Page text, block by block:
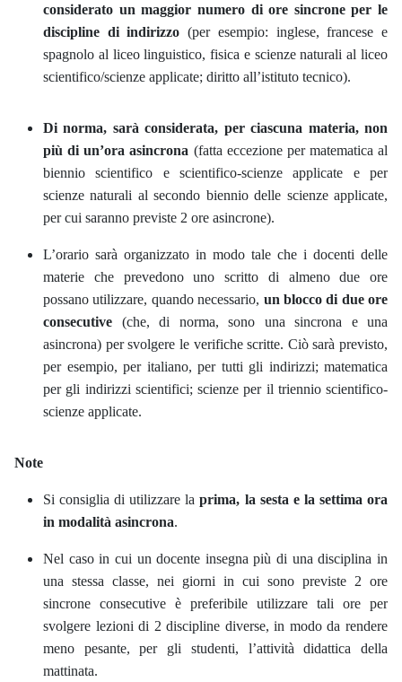
considerato un maggior numero di ore sincrone per le
discipline di indirizzo (per esempio: inglese, francese e
spagnolo al liceo linguistico, fisica e scienze naturali al liceo
scientifico/scienze applicate; diritto all’istituto tecnico).
Di norma, sarà considerata, per ciascuna materia, non
più di un’ora asincrona (fatta eccezione per matematica al
biennio scientifico e scientifico-scienze applicate e per
scienze naturali al secondo biennio delle scienze applicate,
per cui saranno previste 2 ore asincrone).
L’orario sarà organizzato in modo tale che i docenti delle
materie che prevedono uno scritto di almeno due ore
possano utilizzare, quando necessario, un blocco di due ore
consecutive (che, di norma, sono una sincrona e una
asincrona) per svolgere le verifiche scritte. Ciò sarà previsto,
per esempio, per italiano, per tutti gli indirizzi; matematica
per gli indirizzi scientifici; scienze per il triennio scientifico-
scienze applicate.
Note
Si consiglia di utilizzare laprima, la sesta e la settima ora
in modalità asincrona.
Nel caso in cui un docente insegna più di una disciplina in
una stessa classe, nei giorni in cui sono previste 2 ore
sincrone consecutive è preferibile utilizzare tali ore per
svolgere lezioni di 2 discipline diverse, in modo da rendere
meno pesante, per gli studenti, l’attività didattica della
mattinata.